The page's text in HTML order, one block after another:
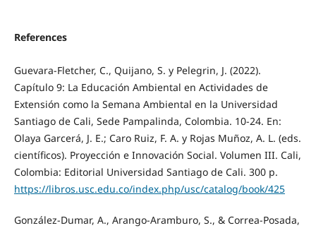
References
Guevara-Fletcher, C., Quijano, S. y Pelegrin, J. (2022).
Capítulo 9: La Educación Ambiental en Actividades de
Extensión como la Semana Ambiental en la Universidad
Santiago de Cali, Sede Pampalinda, Colombia. 10-24. En:
Olaya Garcerá, J. E.; Caro Ruiz, F. A. y Rojas Muñoz, A. L. (eds.
científicos). Proyección e Innovación Social. Volumen III. Cali,
Colombia: Editorial Universidad Santiago de Cali. 300 p.
https://libros.usc.edu.co/index.php/usc/catalog/book/425
González-Dumar, A., Arango-Aramburo, S., & Correa-Posada,